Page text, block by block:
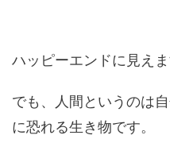
ハッピーエンドに見え
でも、人間というのは
に恐れる生き物です。